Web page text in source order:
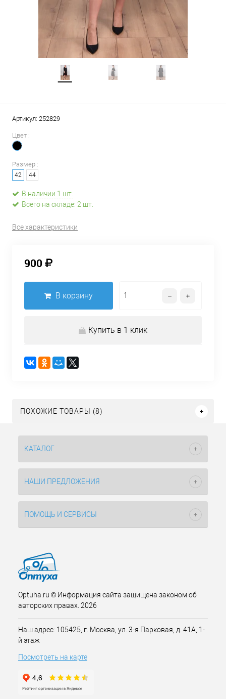
Артикул: 252829
Цвет :
Размер :
42 44
В наличии 1 шт.
Всего на складе: 2 шт.
Все характеристики
900
В корзину
Купить в 1 клик
ПОХОЖИЕ ТОВАРЫ (8)
КАТАЛОГ
НАШИ ПРЕДЛОЖЕНИЯ
ПОМОЩЬ И СЕРВИСЫ
Optuha.ru © Информация сайта защищена законом об
авторских правах. 2026
Наш адрес: 105425, г. Москва, ул. 3-я Парковая, д. 41А, 1-
й этаж
Посмотреть на карте